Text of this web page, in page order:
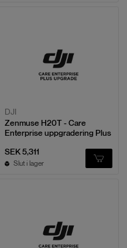
DJI
Zenmuse H20T - Care
Enterprise uppgradering Plus
SEK 5,311
Slut i lager